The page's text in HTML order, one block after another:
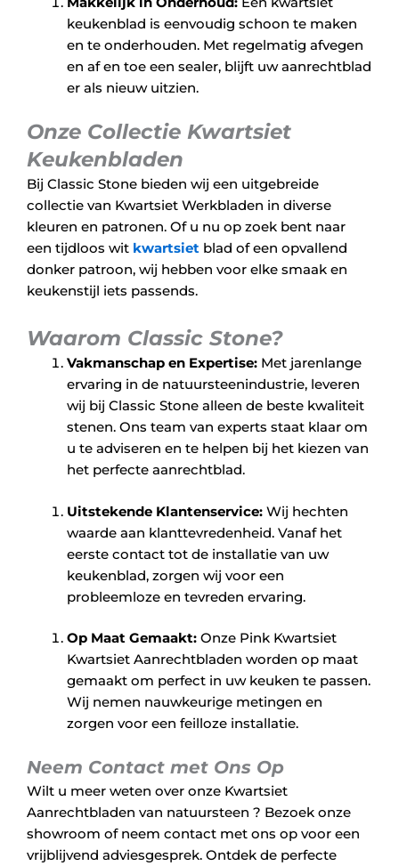
keukenblad is eenvoudig schoon te maken
en te onderhouden. Met regelmatig afvegen
en af en toe een sealer, blijft uw aanrechtblad
er als nieuw uitzien.
Onze Collectie Kwartsiet
Keukenbladen
Bij Classic Stone bieden wij een uitgebreide
collectie van Kwartsiet Werkbladen in diverse
kleuren en patronen. Of u nu op zoek bent naar
een tijdloos wit kwartsiet blad of een opvallend
donker patroon, wij hebben voor elke smaak en
keukenstijl iets passends.
Waarom Classic Stone?
Vakmanschap en Expertise: Met jarenlange
ervaring in de natuursteenindustrie, leveren
wij bij Classic Stone alleen de beste kwaliteit
stenen. Ons team van experts staat klaar om
u te adviseren en te helpen bij het kiezen van
het perfecte aanrechtblad.
Uitstekende Klantenservice: Wij hechten
waarde aan klanttevredenheid. Vanaf het
eerste contact tot de installatie van uw
keukenblad, zorgen wij voor een
probleemloze en tevreden ervaring.
Op Maat Gemaakt: Onze Pink Kwartsiet
Kwartsiet Aanrechtbladen worden op maat
gemaakt om perfect in uw keuken te passen.
Wij nemen nauwkeurige metingen en
zorgen voor een feilloze installatie.
Neem Contact met Ons Op
Wilt u meer weten over onze Kwartsiet
Aanrechtbladen van natuursteen ? Bezoek onze
showroom of neem contact met ons op voor een
vrijblijvend adviesgesprek. Ontdek de perfecte